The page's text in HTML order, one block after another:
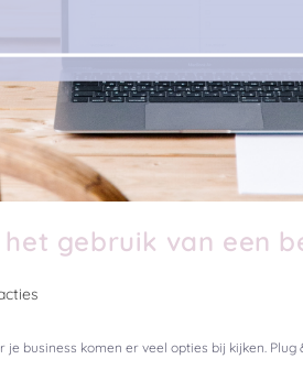
gebruik van een
business komen er veel opties bij kijken.